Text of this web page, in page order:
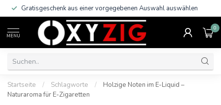
Gratisgeschenk aus einer vorgegebenen Auswahl auswählen
MENU
0
Startseite / Schlagworte /
Holzige Noten im E-Liquid –
Naturaroma für E-Zigaretten